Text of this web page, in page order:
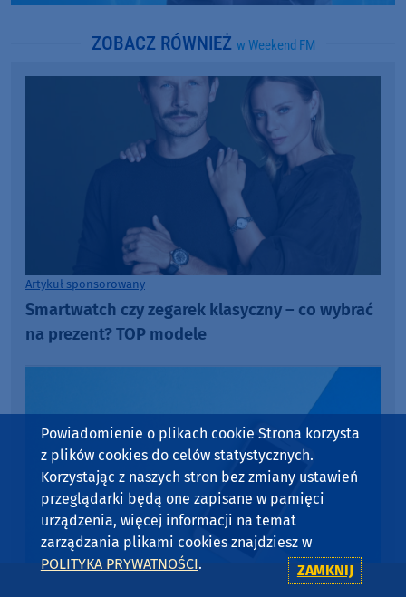
ZOBACZ RÓWNIEŻ w Weekend FM
Artykuł sponsorowany
Smartwatch czy zegarek klasyczny – co wybrać
na prezent? TOP modele
Artykuł sponsorowany
Powiadomienie o plikach cookie Strona korzysta
z plików cookies do celów statystycznych.
Korzystając z naszych stron bez zmiany ustawień
przeglądarki będą one zapisane w pamięci
urządzenia, więcej informacji na temat
zarządzania plikami cookies znajdziesz w
POLITYKA PRYWATNOŚCI. ZAMKNIJ